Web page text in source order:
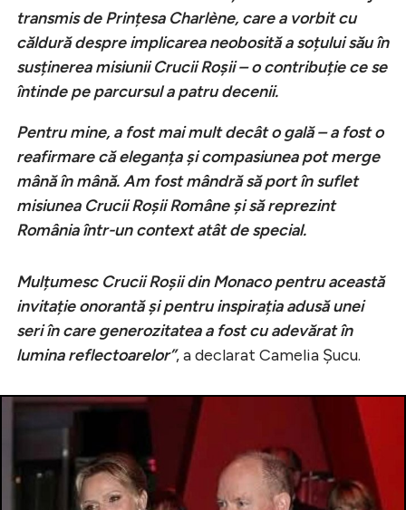
transmis de Prințesa Charlène, care a vorbit cu
căldură despre implicarea neobosită a soțului său în
susținerea misiunii Crucii Roșii – o contribuție ce se
întinde pe parcursul a patru decenii.
Pentru mine, a fost mai mult decât o gală – a fost o
reafirmare că eleganța și compasiunea pot merge
mână în mână. Am fost mândră să port în suflet
misiunea Crucii Roșii Române și să reprezint
România într-un context atât de special.
Mulțumesc Crucii Roșii din Monaco pentru această
invitație onorantă și pentru inspirația adusă unei
seri în care generozitatea a fost cu adevărat în
lumina reflectoarelor”, a declarat Camelia Șucu.